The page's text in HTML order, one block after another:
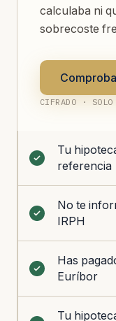
calculaba ni
sobrecoste
CIFRADO · SOLO
Tu
referencia
No te
IRPH
Has
Euríbor
Tu